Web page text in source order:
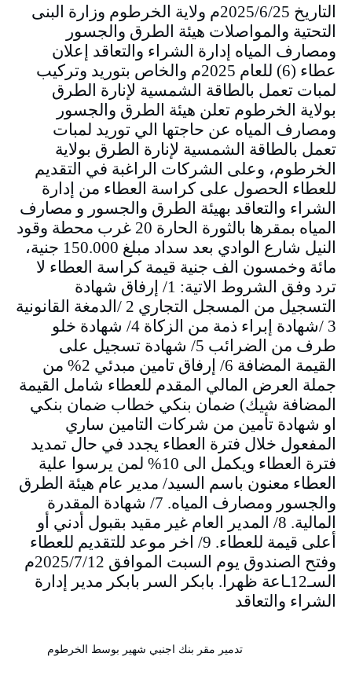
التاريخ 2025/6/25م ولاية الخرطوم وزارة البنى
التحتية والمواصلات هيئة الطرق والجسور
ومصارف المياه إدارة الشراء والتعاقد إعلان
عطاء (6) للعام 2025م والخاص بتوريد وتركيب
لمبات تعمل بالطاقة الشمسية لإنارة الطرق
بولاية الخرطوم تعلن هيئة الطرق والجسور
ومصارف المياه عن حاجتها الي توريد لمبات
تعمل بالطاقة الشمسية لإنارة الطرق بولاية
الخرطوم، وعلى الشركات الراغبة في التقديم
للعطاء الحصول على كراسة العطاء من إدارة
الشراء والتعاقد بهيئة الطرق والجسور و مصارف
المياه بمقرها بالثورة الحارة 20 غرب محطة وقود
النيل شارع الوادي بعد سداد مبلغ 150.000 جنية،
مائة وخمسون الف جنية قيمة كراسة العطاء لا
ترد وفق الشروط الاتية: 1/ إرفاق شهادة
التسجيل من المسجل التجاري 2 /الدمغة القانونية
3 /شهادة إبراء ذمة من الزكاة 4/ شهادة خلو
طرف من الضرائب 5/ شهادة تسجيل على
القيمة المضافة 6/ إرفاق تامين مبدئي 2% من
جملة العرض المالي المقدم للعطاء شامل القيمة
المضافة شيك) ضمان بنكي خطاب ضمان بنكي
او شهادة تأمين من شركات التامين ساري
المفعول خلال فترة العطاء يجدد في حال تمديد
فترة العطاء ويكمل الى 10% لمن يرسوا علية
العطاء معنون باسم السيد/ مدير عام هيئة الطرق
والجسور ومصارف المياه. 7/ شهادة المقدرة
المالية. 8/ المدير العام غير مقيد بقبول أدني أو
أعلى قيمة للعطاء. 9/ اخر موعد للتقديم للعطاء
وفتح الصندوق يوم السبت الموافق 2025/7/12م
السـ12ـاعة ظهرا. بابكر السر بابكر مدير إدارة
الشراء والتعاقد
تدمير مقر بنك اجنبي شهير بوسط الخرطوم